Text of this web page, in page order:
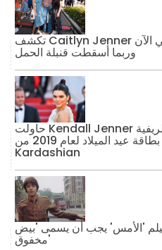
تكشف Caitlyn Jenner كيف تخاطبها كيندال وكايلي الآن
وربما أسقطت قنبلة الحمل
حاولت Kendall Jenner الحصول على نجمة البوب ​​الريفية
هذه لتأخذ مكانها في بطاقة عيد الميلاد لعام 2019 من
Kardashian
'الأمس' يجب أن يسمى 'بيض
مخفوق'